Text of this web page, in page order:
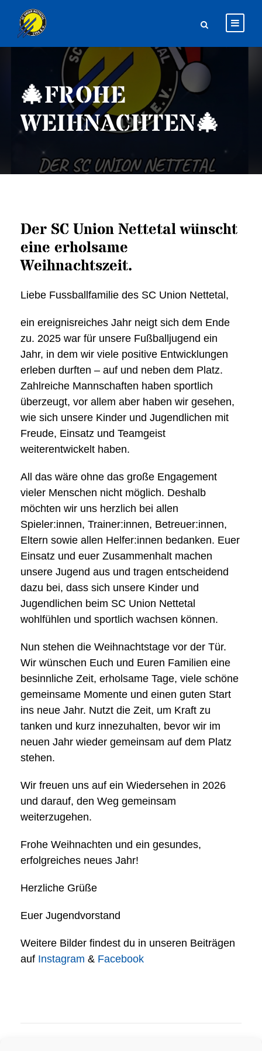
🎄FROHE
WEIHNACHTEN🎄
Der SC Union Nettetal wünscht
eine erholsame
Weihnachtszeit.
Liebe Fussballfamilie des SC Union Nettetal,
ein ereignisreiches Jahr neigt sich dem Ende
zu. 2025 war für unsere Fußballjugend ein
Jahr, in dem wir viele positive Entwicklungen
erleben durften – auf und neben dem Platz.
Zahlreiche Mannschaften haben sportlich
überzeugt, vor allem aber haben wir gesehen,
wie sich unsere Kinder und Jugendlichen mit
Freude, Einsatz und Teamgeist
weiterentwickelt haben.
All das wäre ohne das große Engagement
vieler Menschen nicht möglich. Deshalb
möchten wir uns herzlich bei allen
Spieler:innen, Trainer:innen, Betreuer:innen,
Eltern sowie allen Helfer:innen bedanken. Euer
Einsatz und euer Zusammenhalt machen
unsere Jugend aus und tragen entscheidend
dazu bei, dass sich unsere Kinder und
Jugendlichen beim SC Union Nettetal
wohlfühlen und sportlich wachsen können.
Nun stehen die Weihnachtstage vor der Tür.
Wir wünschen Euch und Euren Familien eine
besinnliche Zeit, erholsame Tage, viele schöne
gemeinsame Momente und einen guten Start
ins neue Jahr. Nutzt die Zeit, um Kraft zu
tanken und kurz innezuhalten, bevor wir im
neuen Jahr wieder gemeinsam auf dem Platz
stehen.
Wir freuen uns auf ein Wiedersehen in 2026
und darauf, den Weg gemeinsam
weiterzugehen.
Frohe Weihnachten und ein gesundes,
erfolgreiches neues Jahr!
Herzliche Grüße
Euer Jugendvorstand
Weitere Bilder findest du in unseren Beiträgen
auf Instagram & Facebook